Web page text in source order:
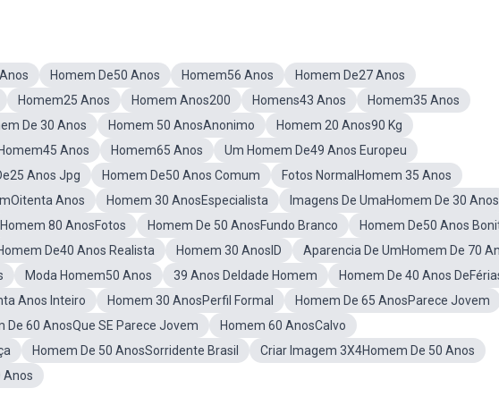
Homem De50 Anos Homem56 Anos
Homem De27 Anos
Homem25 Anos Homem Anos200 Homens43 Anos
Homem35 Anos
De 30 Anos Homem 50 AnosAnonimo
Homem 20 Anos90 Kg
Anos Homem65 Anos
Um Homem De49 Anos Europeu
Anos Jpg Homem De50 Anos Comum
Fotos NormalHomem 35 Anos
Anos Homem 30 AnosEspecialista
Imagens De UmaHomem De 30 Anos
Homem 80 AnosFotos Homem De 50 AnosFundo Branco
Homem De50 Anos
De40 Anos Realista Homem 30 AnosID
Aparencia De UmHomem De 70
Moda Homem50 Anos 39 Anos DeIdade Homem
Homem De 40 Anos
Anos Inteiro Homem 30 AnosPerfil Formal
Homem De 65 AnosParece Jovem
De 60 AnosQue SE Parece Jovem
Homem 60 AnosCalvo
Homem De 50 AnosSorridente Brasil
Criar Imagem 3X4Homem De 50 Anos
Anos